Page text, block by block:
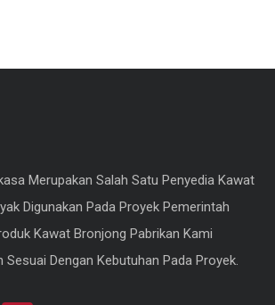
Merupakan Salah Satu Penyedia Kawat
Digunakan Pada Proyek Pemerintah
Kawat Bronjong Pabrikan Kami
Sesuai Dengan Kebutuhan Pada Proyek.